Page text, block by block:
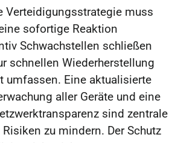
Verteidigungsstrategie muss
sofortige Reaktion
Schwachstellen schließen
schnellen Wiederherstellung
umfassen. Eine aktualisierte
aller Geräte und eine
sind zentrale
zu mindern. Der Schutz